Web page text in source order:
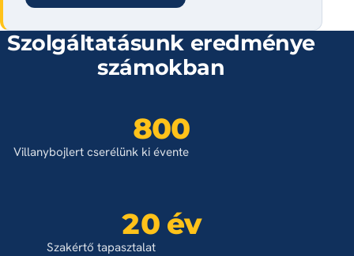
Szolgáltatásunk eredménye
számokban
800
Villanybojlert cserélünk ki évente
20 év
Szakértő tapasztalat